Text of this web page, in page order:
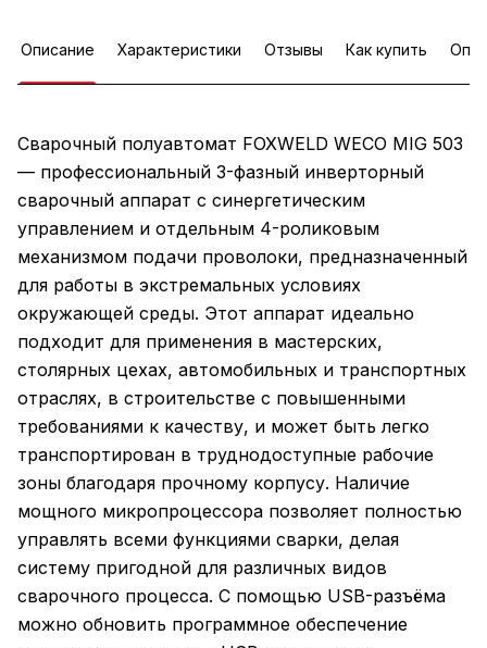
Описание Характеристики Отзывы Как купить
Сварочный полуавтомат FOXWELD WECO MIG 503
— профессиональный 3-фазный инверторный
сварочный аппарат с синергетическим
управлением и отдельным 4-роликовым
механизмом подачи проволоки, предназначенный
для работы в экстремальных условиях
окружающей среды. Этот аппарат идеально
подходит для применения в мастерских,
столярных цехах, автомобильных и транспортных
отраслях, в строительстве с повышенными
требованиями к качеству, и может быть легко
транспортирован в труднодоступные рабочие
зоны благодаря прочному корпусу. Наличие
мощного микропроцессора позволяет полностью
управлять всеми функциями сварки, делая
систему пригодной для различных видов
сварочного процесса. С помощью USB-разъёма
можно обновить программное обеспечение